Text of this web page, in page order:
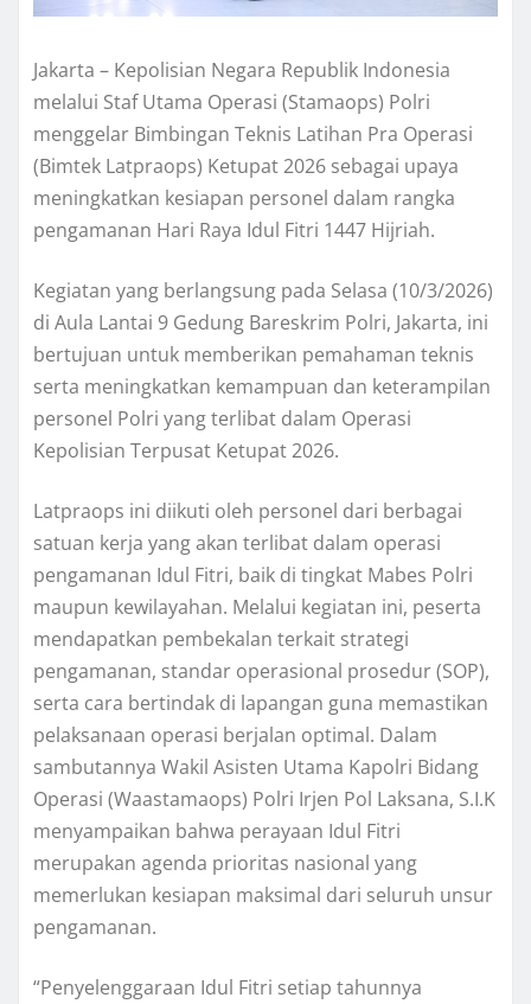
Jakarta – Kepolisian Negara Republik Indonesia
melalui Staf Utama Operasi (Stamaops) Polri
menggelar Bimbingan Teknis Latihan Pra Operasi
(Bimtek Latpraops) Ketupat 2026 sebagai upaya
meningkatkan kesiapan personel dalam rangka
pengamanan Hari Raya Idul Fitri 1447 Hijriah.
Kegiatan yang berlangsung pada Selasa (10/3/2026)
di Aula Lantai 9 Gedung Bareskrim Polri, Jakarta, ini
bertujuan untuk memberikan pemahaman teknis
serta meningkatkan kemampuan dan keterampilan
personel Polri yang terlibat dalam Operasi
Kepolisian Terpusat Ketupat 2026.
Latpraops ini diikuti oleh personel dari berbagai
satuan kerja yang akan terlibat dalam operasi
pengamanan Idul Fitri, baik di tingkat Mabes Polri
maupun kewilayahan. Melalui kegiatan ini, peserta
mendapatkan pembekalan terkait strategi
pengamanan, standar operasional prosedur (SOP),
serta cara bertindak di lapangan guna memastikan
pelaksanaan operasi berjalan optimal. Dalam
sambutannya Wakil Asisten Utama Kapolri Bidang
Operasi (Waastamaops) Polri Irjen Pol Laksana, S.I.K
menyampaikan bahwa perayaan Idul Fitri
merupakan agenda prioritas nasional yang
memerlukan kesiapan maksimal dari seluruh unsur
pengamanan.
“Penyelenggaraan Idul Fitri setiap tahunnya